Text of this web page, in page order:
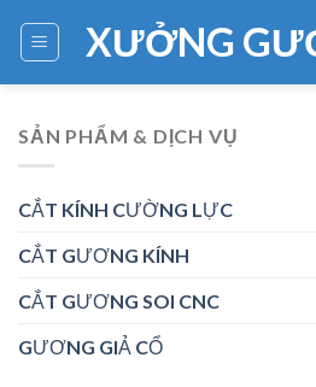
XƯỞNG
SẢN PHẨM & DỊCH VỤ
CẮT KÍNH CƯỜNG LỰC
CẮT GƯƠNG KÍNH
CẮT GƯƠNG SOI CNC
GƯƠNG GIẢ CỔ